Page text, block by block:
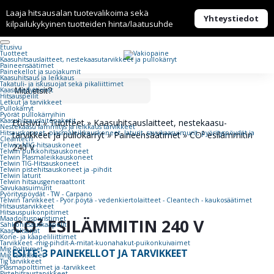
Laaja hitsausalan tuotevalikoima sekä
kilpailukykyinen tuotteiden hinta/laatusuhde
Yhteystiedot
Etusivu
Tuotteet
Kaasuhitsaus­laitteet, nestekaasu­tarvikkeet ja pullokärryt
Paineensäätimet
Painekellot ja suojakumit
Kaasuhitsaus ja leikkaus
Takatuli- ja iskusuojat sekä pikaliittimet
Kaasunsytyttimet
Hitsauspeilit
Letkut ja tarvikkeet
Pullokärryt
Pyörät pullokärryihin
Kaasuhitsauslaitepaketit
Nestekaasu lämmitys ja leikkaus tarvikkeet
Hitsauskoneet, plasmaleikkauskoneet, laturit, savukaasuimurit, pyörityspöydät ja
Cleantech
Telwin MIG-hitsauskoneet
Telwin puikkohitsauskoneet
Telwin Plasmaleikkauskoneet
Telwin TIG-Hitsauskoneet
Telwin pistehitsauskoneet ja -pihdit
Telwin laturit
Telwin hitsausgeneraattorit
Savukaasuimurit
Pyörityspöydät - TW - Carpano
Telwin Tarvikkeet - Pyör.pöytä - vedenkiertolaitteet - Cleantech - kaukosäätimet
Hitsaustarvikkeet
Hitsauspuikonpitimet
Maadoituspuristimet
Sähköhitsauskaapelit
Kaapelisarjat
Kone- ja kaapeliliittimet
Tarvikkeet -mig-pihdit-A-mitat-kuonahakut-puikonkuivaimet
Mig Polttimet
Mig tarvikkeet
Tig tarvikkeet
Plasmapolttimet ja -tarvikkeet
Etusivu»Tuotteet»Kaasuhitsaus­laitteet, nestekaasu­
tarvikkeet ja pullokärryt»Paineensäätimet»CO² esilämmitin
240 V
CO² ESILÄMMITIN 240 V
ESITE: 3 PAINEKELLOT JA TARVIKKEET